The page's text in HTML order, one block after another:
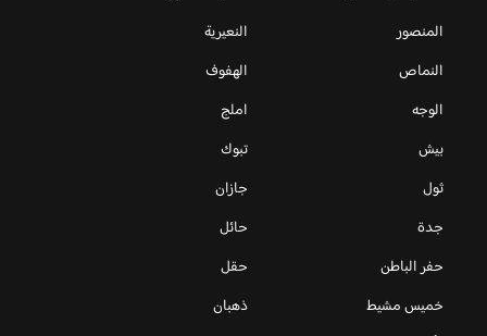
المنصور
النعيرية
النماص
الهفوف
الوجه
املج
بيش
تبوك
ثول
جازان
جدة
حائل
حفر الباطن
حقل
خميس مشيط
ذهبان